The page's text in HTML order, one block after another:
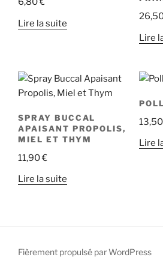
Lire la suite
Lire
SPRAY BUCCAL
APAISANT PROPOLIS,
MIEL ET THYM
11,90€
Lire la suite
Lire
Fièrement propulsé par WordPress